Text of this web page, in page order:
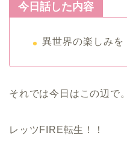
今日話した内容
異世界の楽しみを
それでは今日はこの辺で
レッツFIRE転生！！